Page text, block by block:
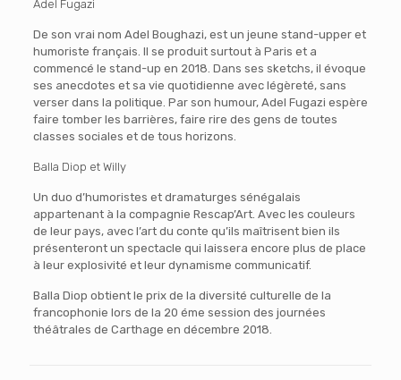
Adel Fugazi
De son vrai nom Adel Boughazi, est un jeune stand-upper et
humoriste français. Il se produit surtout à Paris et a
commencé le stand-up en 2018. Dans ses sketchs, il évoque
ses anecdotes et sa vie quotidienne avec légèreté, sans
verser dans la politique. Par son humour, Adel Fugazi espère
faire tomber les barrières, faire rire des gens de toutes
classes sociales et de tous horizons.
Balla Diop et Willy
Un duo d’humoristes et dramaturges sénégalais
appartenant à la compagnie Rescap’Art. Avec les couleurs
de leur pays, avec l’art du conte qu’ils maîtrisent bien ils
présenteront un spectacle qui laissera encore plus de place
à leur explosivité et leur dynamisme communicatif.
Balla Diop obtient le prix de la diversité culturelle de la
francophonie lors de la 20 éme session des journées
théâtrales de Carthage en décembre 2018.